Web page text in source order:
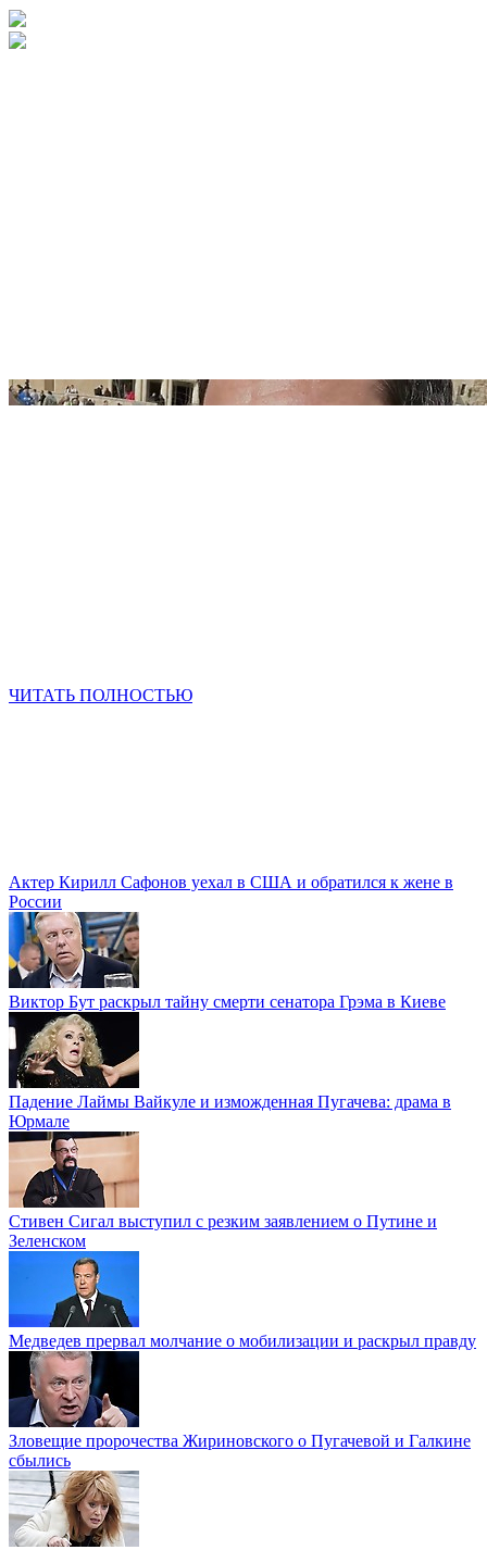
ЧИТАТЬ ПОЛНОСТЬЮ
Актер Кирилл Сафонов уехал в США и обратился к жене в
России
Виктор Бут раскрыл тайну смерти сенатора Грэма в Киеве
Падение Лаймы Вайкуле и изможденная Пугачева: драма в
Юрмале
Стивен Сигал выступил с резким заявлением о Путине и
Зеленском
Медведев прервал молчание о мобилизации и раскрыл правду
Зловещие пророчества Жириновского о Пугачевой и Галкине
сбылись